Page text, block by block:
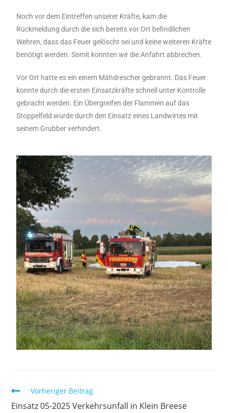
Noch vor dem Eintreffen unserer Kräfte, kam die
Rückmeldung durch die sich bereits vor Ort befindlichen
Wehren, dass das Feuer gelöscht sei und keine weiteren Kräfte
benötigt werden. Somit konnten wir die Anfahrt abbrechen.
Vor Ort hatte es ein einem Mähdrescher gebrannt. Das Feuer
konnte durch die ersten Einsatzkräfte schnell unter Kontrolle
gebracht werden. Ein Übergreifen der Flammen auf das
Stoppelfeld wurde durch den Einsatz eines Landwirtes mit
seinem Grubber verhindert.
Vorheriger Beitrag
Einsatz 05-2025 Verkehrsunfall in Klein Breese